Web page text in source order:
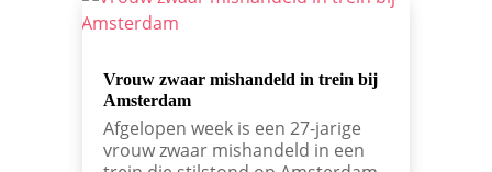
Vrouw zwaar mishandeld in trein bij
Amsterdam
Afgelopen week is een 27-jarige
vrouw zwaar mishandeld in een